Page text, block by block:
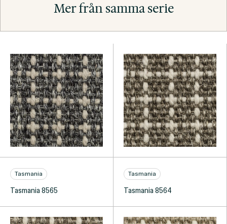
Mer från samma serie
Tasmania
Tasmania 8565
Tasmania
Tasmania 8564